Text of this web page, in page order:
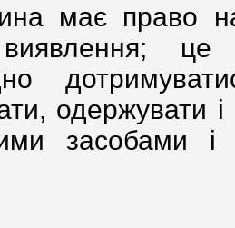
має право
це
одержувати
засобами